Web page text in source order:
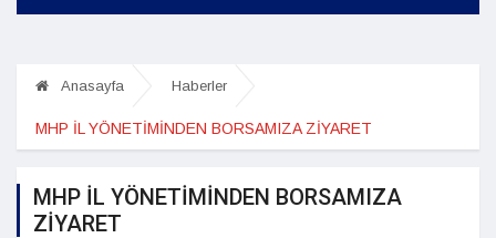
Anasayfa Haberler
MHP İL YÖNETİMİNDEN BORSAMIZA ZİYARET
MHP İL YÖNETİMİNDEN BORSAMIZA
ZİYARET